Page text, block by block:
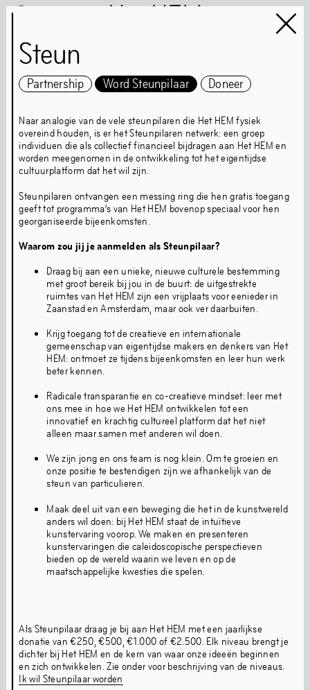
Het HEM
Het HEM is closed…
Kunst
Muziek
Eten
Boeken
Gemeenschap
Route Tickets
Openingstijden
Toegankelijkheid
FAQ
Gezondheids- en veiligheidsrichtlijnen
Gedragscode
Nieuwsbrief
Volledige kalender
Kunst
kunstprogramma's op off-site locaties door het jaar
heen en op digitaal platform The Couch. De permanente
installaties in Het HEM blijven na de verbouwing
toegankelijk voor publiek.
Steun
Partnership Word Steunpilaar Doneer
Naar analogie van de vele steunpilaren die Het HEM fysiek
overeind houden, is er het Steunpilaren netwerk: een groep
individuen die als collectief financieel bijdragen aan Het HEM en
worden meegenomen in de ontwikkeling tot het eigentijdse
cultuurplatform dat het wil zijn.
Steunpilaren ontvangen een messing ring die hen gratis toegang
geeft tot programma’s van Het HEM bovenop speciaal voor hen
georganiseerde bijeenkomsten.
Waarom zou jij je aanmelden als Steunpilaar?
Draag bij aan een unieke, nieuwe culturele bestemming
met groot bereik bij jou in de buurt: de uitgestrekte
ruimtes van Het HEM zijn een vrijplaats voor eenieder in
Zaanstad en Amsterdam, maar ook ver daarbuiten.
Krijg toegang tot de creatieve en internationale
gemeenschap van eigentijdse makers en denkers van Het
HEM: ontmoet ze tijdens bijeenkomsten en leer hun werk
beter kennen.
Radicale transparantie en co-creatieve mindset: leer met
ons mee in hoe we Het HEM ontwikkelen tot een
innovatief en krachtig cultureel platform dat het niet
alleen maar samen met anderen wil doen.
We zijn jong en ons team is nog klein. Om te groeien en
onze positie te bestendigen zijn we afhankelijk van de
steun van particulieren.
Maak deel uit van een beweging die het in de kunstwereld
anders wil doen: bij Het HEM staat de intuïtieve
kunstervaring voorop. We maken en presenteren
kunstervaringen die caleidoscopische perspectieven
bieden op de wereld waarin we leven en op de
maatschappelijke kwesties die spelen.
Als Steunpilaar draag je bij aan Het HEM met een jaarlijkse
donatie van €250, €500, €1.000 of €2.500. Elk niveau brengt je
dichter bij Het HEM en de kern van waar onze ideeën beginnen
en zich ontwikkelen. Zie onder voor beschrijving van de niveaus.
Ik wil Steunpilaar worden